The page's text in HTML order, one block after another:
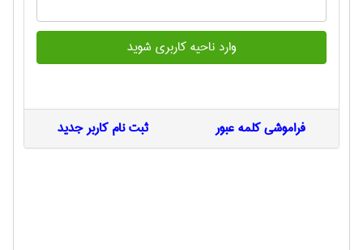
وارد ناحیه کاربری شوید
فراموشی کلمه عبور ثبت نام کاربر جدید